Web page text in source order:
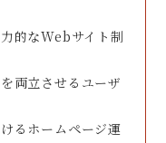
的なWebサイト制
両立させるユーザ
るホームページ運